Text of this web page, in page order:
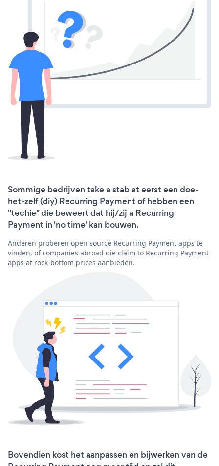
Sommige bedrijven take a stab at eerst een doe-
het-zelf (diy) Recurring Payment of hebben een
"techie" die beweert dat hij/zij a Recurring
Payment in 'no time' kan bouwen.
Anderen proberen open source Recurring Payment apps te
vinden, of companies abroad die claim to Recurring Payment
apps at rock-bottom prices aanbieden.
Bovendien kost het aanpassen en bijwerken van de